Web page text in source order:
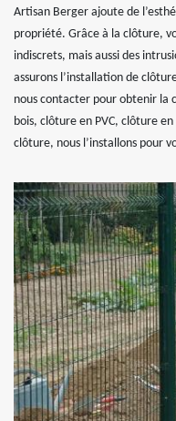
Artisan Berger ajoute de
propriété. Grâce à la clôture,
indiscrets, mais aussi des
assurons l’installation de
nous contacter pour obtenir la
bois, clôture en PVC, clôture
clôture, nous l’installons pour